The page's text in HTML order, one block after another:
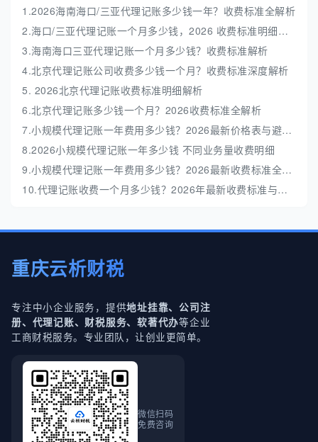
1.2026海南海口/三亚代理记账多少钱一年？收费标准全解析
2.海口/三亚代理记账一个月多少钱，2026 收费标准明细解析
3.海南海口三亚代理记账一个月多少钱？收费标准解析
4.北京代理记账公司收费多少钱一个月？收费标准深度解析
5. 2026北京代理记账收费标准明细解析
6.北京代理记账多少钱一个月？2026收费标准全解析
7.小规模代理记账一年费用多少钱？2026最新价格表与避坑指南
8.2026小规模代理记账一年多少钱 不同业务量收费明细
9.小规模代理记账一年费用多少钱？2026最新收费标准全解析
10.代理记账收费一个月多少钱？2026年最新收费标准与避坑指南
重庆云析财税
专注中小企业服务，提供地址挂靠、公司注
册、代理记账、财税服务、软著代办等企业
工商财税服务。专业团队，让创业更简单。
微信扫码
免费咨询